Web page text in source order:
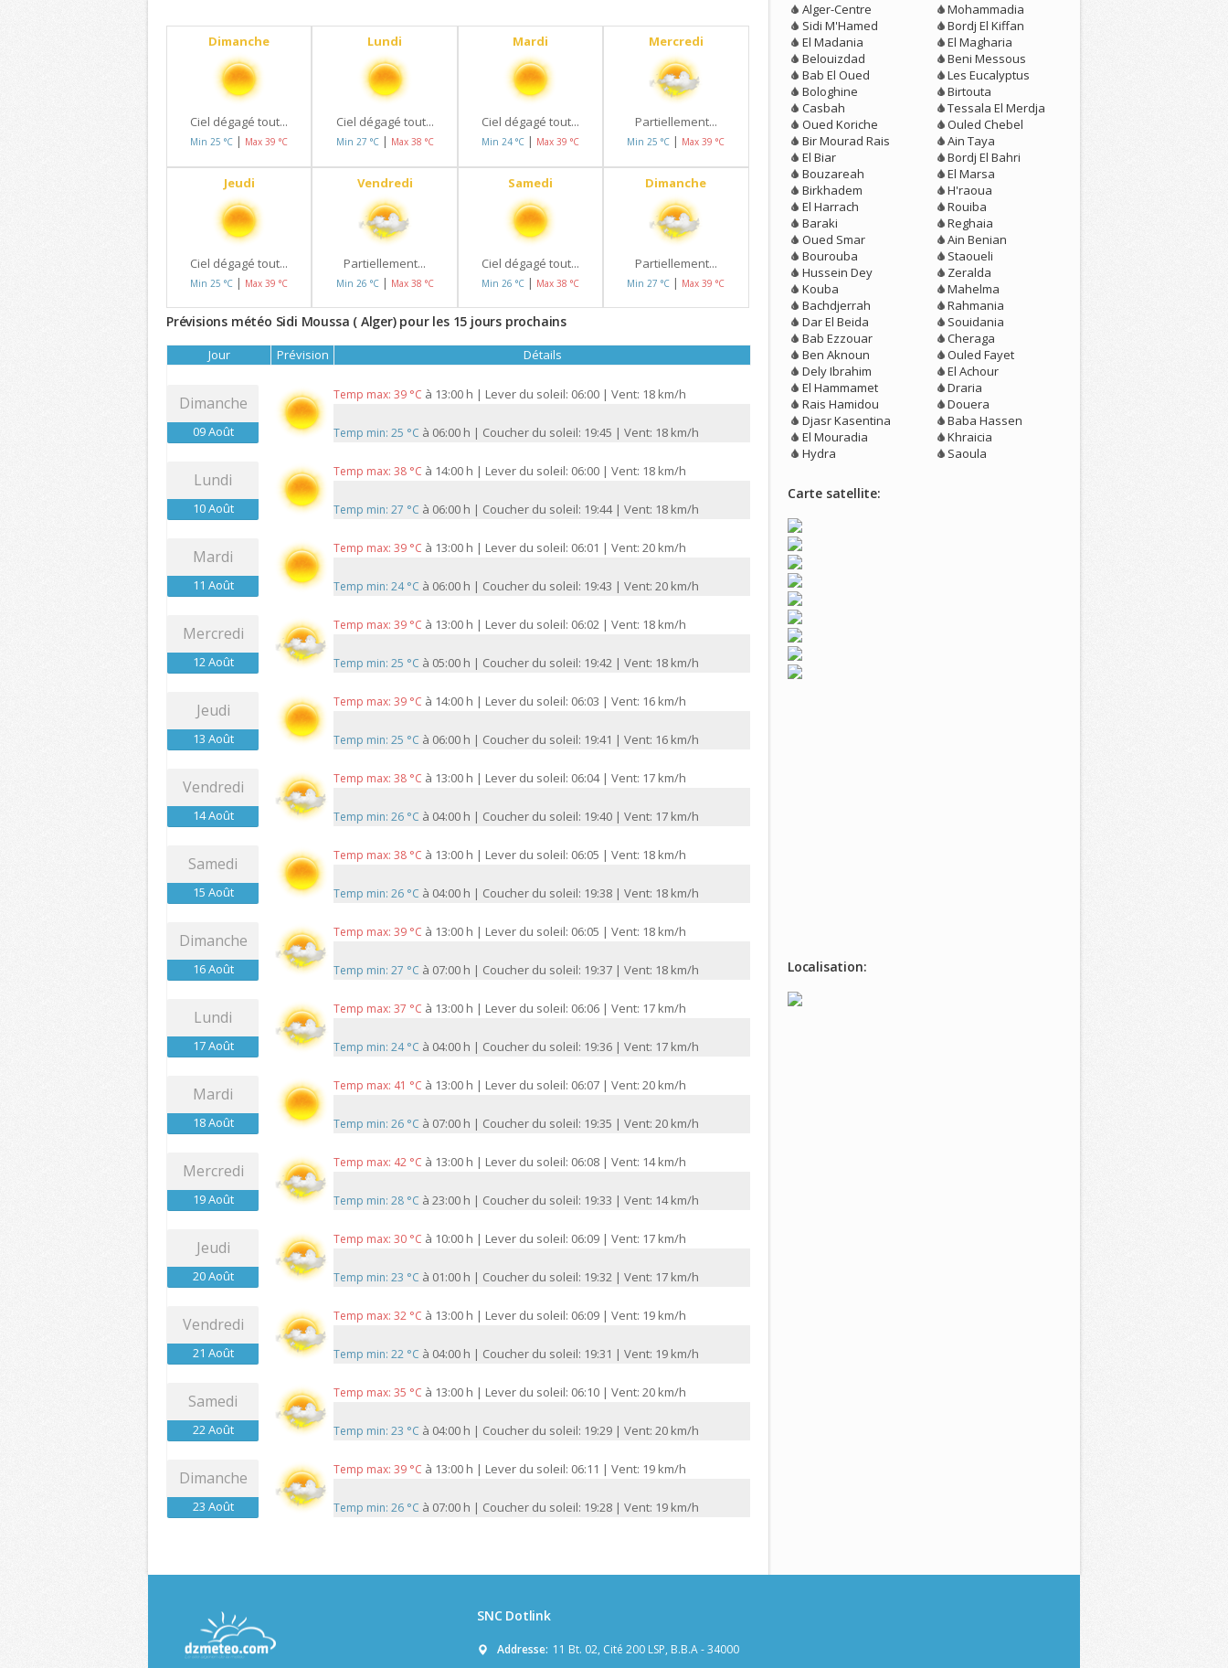
Dimanche
Ciel dégagé tout...
Min 25 °C | Max 39 °C
Lundi
Ciel dégagé tout...
Min 27 °C | Max 38 °C
Mardi
Ciel dégagé tout...
Min 24 °C | Max 39 °C
Mercredi
Partiellement...
Min 25 °C | Max 39 °C
Jeudi
Ciel dégagé tout...
Min 25 °C | Max 39 °C
Vendredi
Partiellement...
Min 26 °C | Max 38 °C
Samedi
Ciel dégagé tout...
Min 26 °C | Max 38 °C
Dimanche
Partiellement...
Min 27 °C | Max 39 °C
Prévisions météo Sidi Moussa ( Alger) pour les 15 jours prochains
Jour Prévision Détails
Dimanche
09 Août
Temp max: 39 °C à 13:00 h | Lever du soleil: 06:00 | Vent: 18 km/h
Temp min: 25 °C à 06:00 h | Coucher du soleil: 19:45 | Vent: 18 km/h
Lundi
10 Août
Temp max: 38 °C à 14:00 h | Lever du soleil: 06:00 | Vent: 18 km/h
Temp min: 27 °C à 06:00 h | Coucher du soleil: 19:44 | Vent: 18 km/h
Mardi
11 Août
Temp max: 39 °C à 13:00 h | Lever du soleil: 06:01 | Vent: 20 km/h
Temp min: 24 °C à 06:00 h | Coucher du soleil: 19:43 | Vent: 20 km/h
Mercredi
12 Août
Temp max: 39 °C à 13:00 h | Lever du soleil: 06:02 | Vent: 18 km/h
Temp min: 25 °C à 05:00 h | Coucher du soleil: 19:42 | Vent: 18 km/h
Jeudi
13 Août
Temp max: 39 °C à 14:00 h | Lever du soleil: 06:03 | Vent: 16 km/h
Temp min: 25 °C à 06:00 h | Coucher du soleil: 19:41 | Vent: 16 km/h
Vendredi
14 Août
Temp max: 38 °C à 13:00 h | Lever du soleil: 06:04 | Vent: 17 km/h
Temp min: 26 °C à 04:00 h | Coucher du soleil: 19:40 | Vent: 17 km/h
Samedi
15 Août
Temp max: 38 °C à 13:00 h | Lever du soleil: 06:05 | Vent: 18 km/h
Temp min: 26 °C à 04:00 h | Coucher du soleil: 19:38 | Vent: 18 km/h
Dimanche
16 Août
Temp max: 39 °C à 13:00 h | Lever du soleil: 06:05 | Vent: 18 km/h
Temp min: 27 °C à 07:00 h | Coucher du soleil: 19:37 | Vent: 18 km/h
Lundi
17 Août
Temp max: 37 °C à 13:00 h | Lever du soleil: 06:06 | Vent: 17 km/h
Temp min: 24 °C à 04:00 h | Coucher du soleil: 19:36 | Vent: 17 km/h
Mardi
18 Août
Temp max: 41 °C à 13:00 h | Lever du soleil: 06:07 | Vent: 20 km/h
Temp min: 26 °C à 07:00 h | Coucher du soleil: 19:35 | Vent: 20 km/h
Mercredi
19 Août
Temp max: 42 °C à 13:00 h | Lever du soleil: 06:08 | Vent: 14 km/h
Temp min: 28 °C à 23:00 h | Coucher du soleil: 19:33 | Vent: 14 km/h
Jeudi
20 Août
Temp max: 30 °C à 10:00 h | Lever du soleil: 06:09 | Vent: 17 km/h
Temp min: 23 °C à 01:00 h | Coucher du soleil: 19:32 | Vent: 17 km/h
Vendredi
21 Août
Temp max: 32 °C à 13:00 h | Lever du soleil: 06:09 | Vent: 19 km/h
Temp min: 22 °C à 04:00 h | Coucher du soleil: 19:31 | Vent: 19 km/h
Samedi
22 Août
Temp max: 35 °C à 13:00 h | Lever du soleil: 06:10 | Vent: 20 km/h
Temp min: 23 °C à 04:00 h | Coucher du soleil: 19:29 | Vent: 20 km/h
Dimanche
23 Août
Temp max: 39 °C à 13:00 h | Lever du soleil: 06:11 | Vent: 19 km/h
Temp min: 26 °C à 07:00 h | Coucher du soleil: 19:28 | Vent: 19 km/h
Alger-Centre
Sidi M'Hamed
El Madania
Belouizdad
Bab El Oued
Bologhine
Casbah
Oued Koriche
Bir Mourad Rais
El Biar
Bouzareah
Birkhadem
El Harrach
Baraki
Oued Smar
Bourouba
Hussein Dey
Kouba
Bachdjerrah
Dar El Beida
Bab Ezzouar
Ben Aknoun
Dely Ibrahim
El Hammamet
Rais Hamidou
Djasr Kasentina
El Mouradia
Hydra
Mohammadia
Bordj El Kiffan
El Magharia
Beni Messous
Les Eucalyptus
Birtouta
Tessala El Merdja
Ouled Chebel
Ain Taya
Bordj El Bahri
El Marsa
H'raoua
Rouiba
Reghaia
Ain Benian
Staoueli
Zeralda
Mahelma
Rahmania
Souidania
Cheraga
Ouled Fayet
El Achour
Draria
Douera
Baba Hassen
Khraicia
Saoula
Carte satellite:
Localisation:
SNC Dotlink
Addresse: 11 Bt. 02, Cité 200 LSP, B.B.A - 34000